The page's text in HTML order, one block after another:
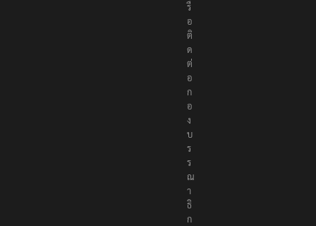
รื
อ
ติ
ด
ต่
อ
ก
อ
ง
บ
ร
ร
ณ
า
ธิ
ก